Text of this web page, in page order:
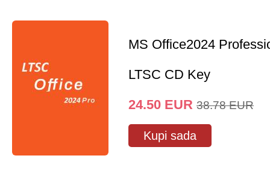
MS Office2024
LTSC CD Key
24.50 EUR 38.78 EUR
Kupi sada